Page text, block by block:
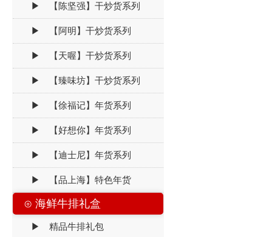
▶ 【陈坚强】干炒货系列
▶ 【阿明】干炒货系列
▶ 【天喔】干炒货系列
▶ 【臻味坊】干炒货系列
▶ 【徐福记】年货系列
▶ 【好想你】年货系列
▶ 【迪士尼】年货系列
▶ 【品上海】特色年货
⊙ 海鲜牛排礼盒
▶ 精品牛排礼包